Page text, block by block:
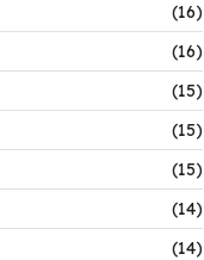
(16)
(16)
(15)
(15)
(15)
(14)
(14)